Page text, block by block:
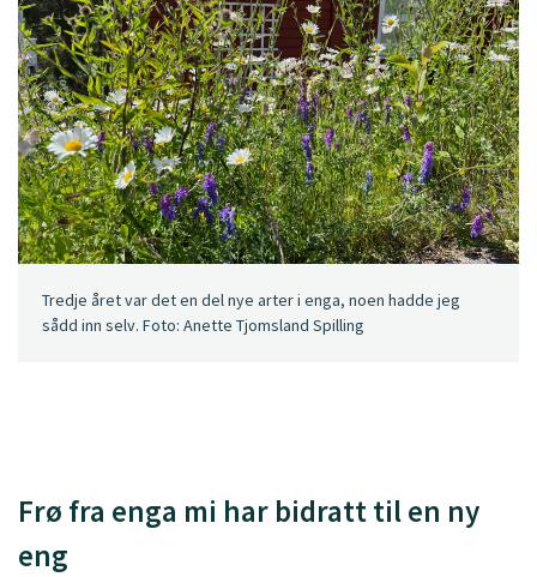
Tredje året var det en del nye arter i enga, noen hadde jeg
sådd inn selv. Foto: Anette Tjomsland Spilling
Frø fra enga mi har bidratt til en ny
eng